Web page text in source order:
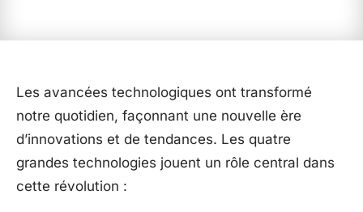
Les avancées technologiques ont transformé
notre quotidien, façonnant une nouvelle ère
d’innovations et de tendances. Les quatre
grandes technologies jouent un rôle central dans
cette révolution :